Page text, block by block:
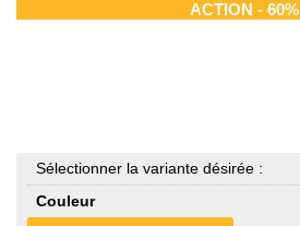
ACTION - 60%
Sélectionner la variante désirée :
Couleur